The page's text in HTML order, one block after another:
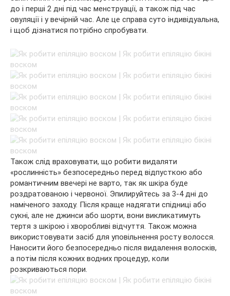
до і перші 2 дні під час менструації, а також під час
овуляції і у вечірній час. Але це справа суто індивідуальна,
і щоб дізнатися потрібно спробувати.
Також слід враховувати, що робити видаляти
«рослинність» безпосередньо перед відпусткою або
романтичним ввечері не варто, так як шкіра буде
роздратованою і червоної. Эпилируйтесь за 3-4 дні до
наміченого заходу. Після краще надягати спідниці або
сукні, але не джинси або шорти, вони викликатимуть
тертя з шкірою і хворобливі відчуття. Також можна
використовувати засіб для уповільнення росту волосся.
Наносити його безпосередньо після видалення волосків,
а потім після кожних водних процедур, коли
розкриваються пори.